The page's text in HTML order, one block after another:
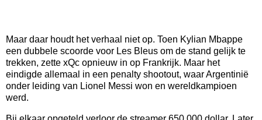
Maar daar houdt het verhaal niet op. Toen Kylian Mbappe
een dubbele scoorde voor Les Bleus om de stand gelijk te
trekken, zette xQc opnieuw in op Frankrijk. Maar het
eindigde allemaal in een penalty shootout, waar Argentinië
onder leiding van Lionel Messi won en wereldkampioen
werd.